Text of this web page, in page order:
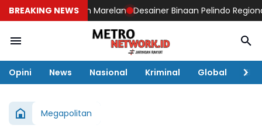
BREAKING NEWS
III di Medan Marelan Desainer Binaan Pelindo Regional
Opini News Nasional Kriminal Global
Megapolitan